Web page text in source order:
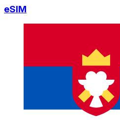
eSIM